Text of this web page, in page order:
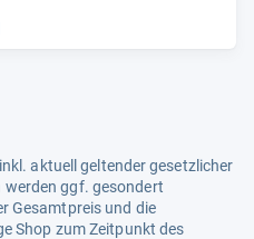
aktuell geltender gesetzlicher
werden ggf. gesondert
Gesamtpreis und die
Shop zum Zeitpunkt des